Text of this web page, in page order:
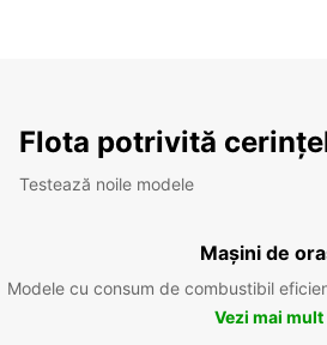
Flota potrivită
Testează noile modele
Mașini de
Modele cu consum de combustibil
Vezi mai mult